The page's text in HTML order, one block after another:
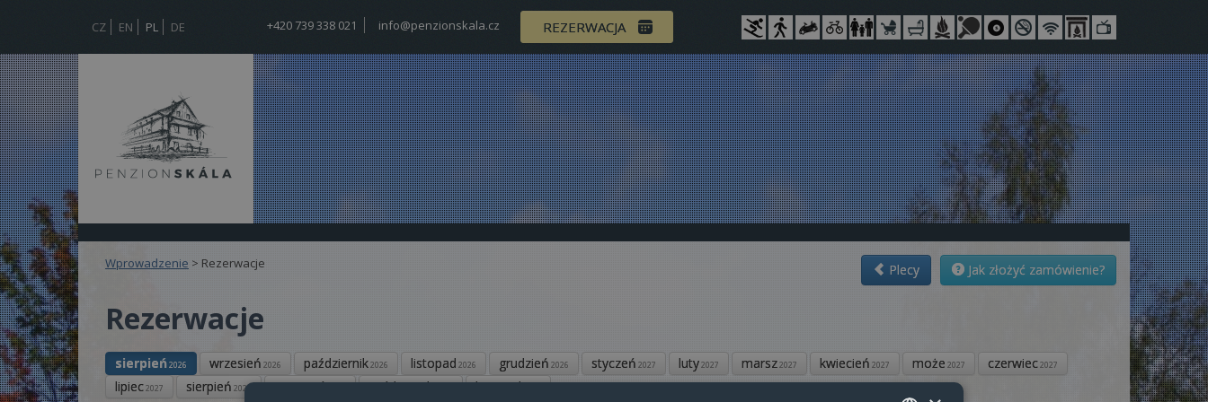
CZ EN PL DE +420 739 338 021 info@penzionskala.cz REZERWACJA
Wprowadzenie > Rezerwacje
Rezerwacje
Jak złożyć zamówienie?
Plecy
sierpień2026 wrzesień 2026 październik2026 listopad 2026 grudzień 2026 styczeń 2027 luty2027 marsz2027 kwiecień 2027 może 2027 czerwiec2027
lipiec2027 sierpień 2027 wrzesień październik listopad